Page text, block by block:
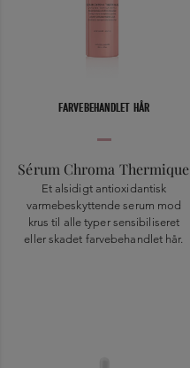
FARVEBEHANDLET HÅR
Sérum Chroma Thermique
Et alsidigt antioxidantisk
varmebeskyttende serum mod
krus til alle typer sensibiliseret
eller skadet farvebehandlet hår.